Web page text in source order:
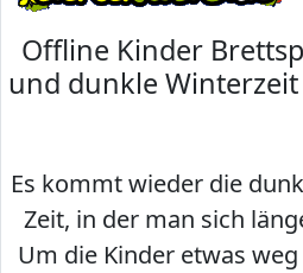
Offline Kinder
und dunkle Winterzeit
Es kommt wieder die
Zeit, in der man sich
Um die Kinder etwas